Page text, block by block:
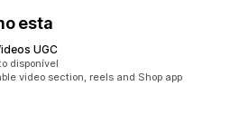
esta
UGC
disponível
video section, reels and Shop app